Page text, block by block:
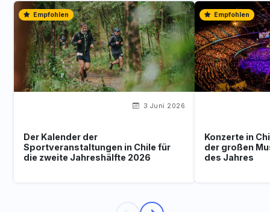
Empfohlen
3 Juni 2026
Der Kalender der
Sportveranstaltungen in Chile für
die zweite Jahreshälfte 2026
Empfohlen
Konzerte in
der großen
des Jahres